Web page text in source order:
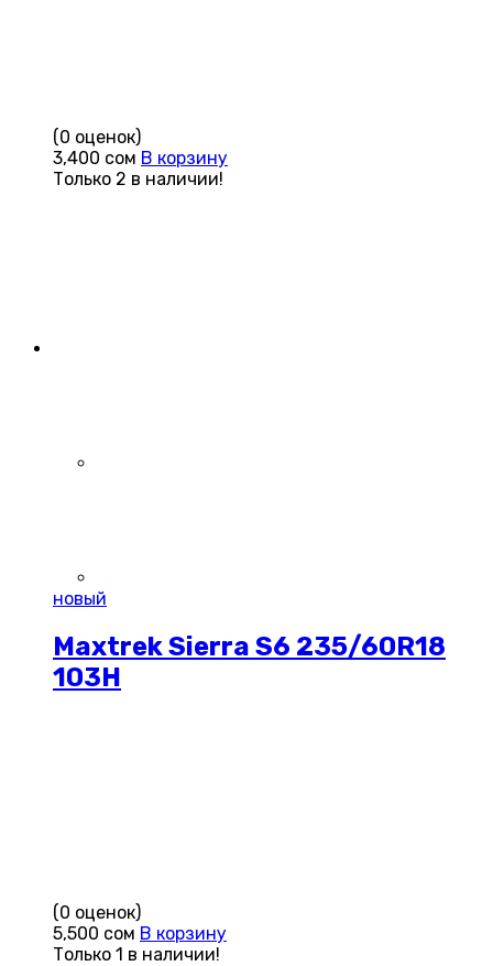
(0 оценок)
3,400 сом В корзину
Только 2 в наличии!
новый
Maxtrek Sierra S6 235/60R18
103H
(0 оценок)
5,500 сом В корзину
Только 1 в наличии!